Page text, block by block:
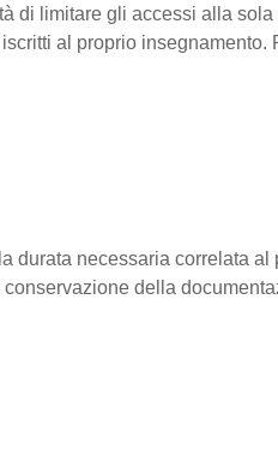
di limitare gli accessi alla
al proprio
durata necessaria correlata
della